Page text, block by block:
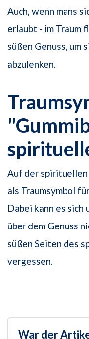
Auch, wenn mans
erlaubt - im Traum
süßen Genuss, um
abzulenken.
Auf der spirituellen
als Traumsymbol
Dabei kann es sich
über dem Genuss
süßen Seiten des
vergessen.
War der